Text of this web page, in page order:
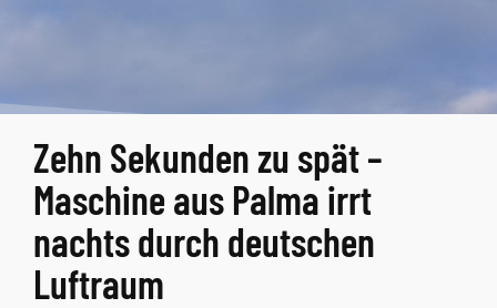
Zehn Sekunden zu spät –
Maschine aus Palma irrt
nachts durch deutschen
Luftraum